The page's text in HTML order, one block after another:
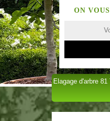
ON
Elagage d'arbre 81